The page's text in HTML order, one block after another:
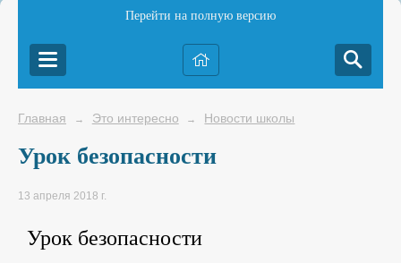
Перейти на полную версию
Главная → Это интересно → Новости школы
Урок безопасности
13 апреля 2018 г.
Урок безопасности